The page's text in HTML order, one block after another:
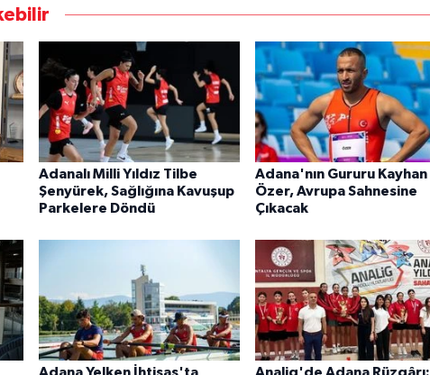
Adanalı Milli Yıldız Tilbe
Şenyürek, Sağlığına Kavuşup
Parkelere Döndü
Adana'nın Gururu Kayhan
Özer, Avrupa Sahnesine
Çıkacak